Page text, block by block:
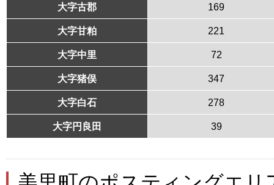
大字古郡 169
大字甘粕 221
大字中里 72
大字猪俣 347
大字白石 278
大字円良田 39